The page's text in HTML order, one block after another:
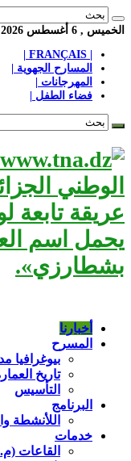
الخميس , 6 أغسطس 2026
المسارح الجهوية |
المهرجانات |
فضاء الطفل |
الوطني
عريقة تابعة
يحمل اسم
بشطارزي».
أخبارنا
المسرح
بيوغرافيا
تاريخ
التأسيس
البرنامج
اللأنشطة
خدمات
القاعات